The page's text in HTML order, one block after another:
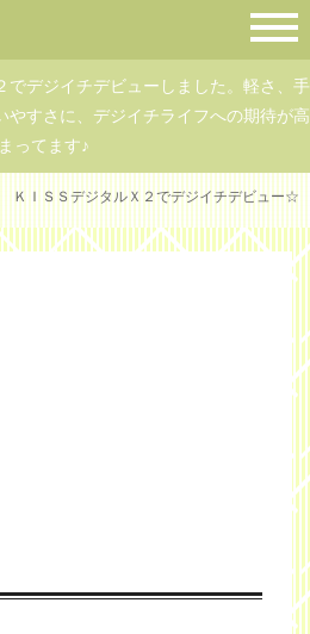
デジイチデビューしました。軽さ、手
やすさに、デジイチライフへの期待が高
まってます♪
ＫＩＳＳデジタルＸ２でデジイチデビュー☆